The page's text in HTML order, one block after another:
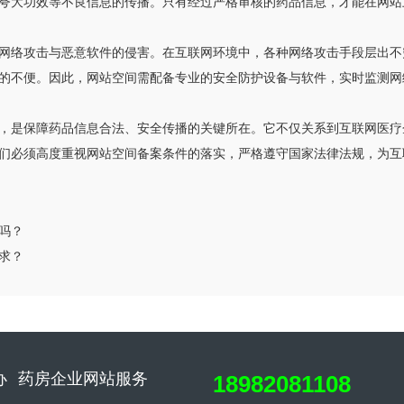
络攻击与恶意软件的侵害。在互联网环境中，各种网络攻击手段层出
不便。因此，网站空间需配备专业的安全防护设备与软件，实时监测
是保障药品信息合法、安全传播的关键所在。它不仅关系到互联网医
必须高度重视网站空间备案条件的落实，严格遵守国家法律法规，为
？
？
药房企业网站服务 18982081108